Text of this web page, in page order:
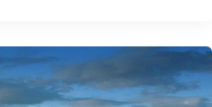
Chervò joined THE LOGE